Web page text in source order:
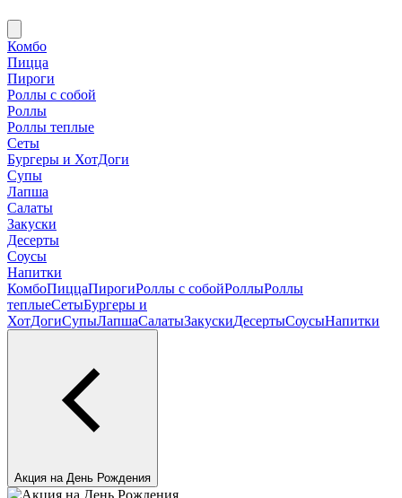
Комбо
Пицца
Пироги
Роллы с собой
Роллы
Роллы теплые
Сеты
Бургеры и ХотДоги
Супы
Лапша
Салаты
Закуски
Десерты
Соусы
Напитки
КомбоПиццаПирогиРоллы с собойРоллыРоллы
теплыеСетыБургеры и
ХотДогиСупыЛапшаСалатыЗакускиДесертыСоусыНапитки
Акция на День Рождения